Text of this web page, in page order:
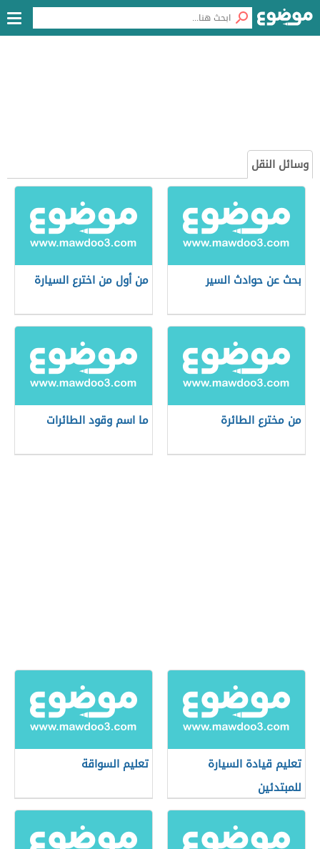
وسائل النقل
بحث عن حوادث السير من أول من اخترع السيارة
من مخترع الطائرة ما اسم وقود الطائرات
تعليم قيادة السيارة
للمبتدئين
تعليم السواقة